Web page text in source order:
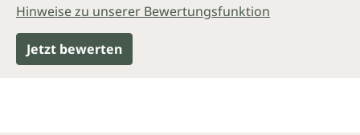
Hinweise zu unserer Bewertungsfunktion
Jetzt bewerten